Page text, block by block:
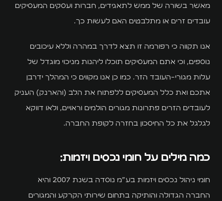
מאשר בשורה של ממש לתאגידים, חברות ועסקים המעסיקים
עובדים זרים או מתלבטים האם לעשות כך.
אנו תקווה כי רפורמה זו תצא לדרך במהרה וללא עיכובים
נוספים, וכי אתם המעסיקים תוכלו ליהנות מניכוי מוגדל של
עלות מגורי-העובד הזר. כמו כן אנו מקווים כי המהלך ידרבן
אתכם ואת כלל המעסיקים ללפתוח את הלב (והארנק) העניק
לעובדים הזרים פתרונות מגורים הולמים וראויים, ולאו דווקא
לגלגל את כל החיסכון בחזרה לקופת החברה.
כמה מילים על חומי נכסים ויזמות:
חומי ניהול נכסים ויזמות בע״מ נוסדה בשנת 2007 והיא
החברה הגדולה והותיקה בתחום שירותי הקרקע והמגורים